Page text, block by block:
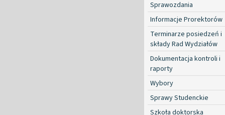
Sprawozdania
Informacje Prorektorów
Terminarze posiedzeń i
składy Rad Wydziałów
Dokumentacja kontroli i
raporty
Wybory
Sprawy Studenckie
Szkoła doktorska